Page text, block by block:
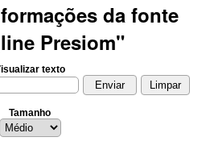
da fonte
Presiom"
texto
Tamanho